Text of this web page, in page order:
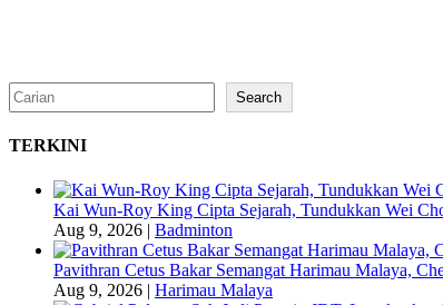
Search Search
TERKINI
Kai Wun-Roy King Cipta Sejarah, Tundukkan Wei
Aug 9, 2026 | Badminton
Pavithran Cetus Bakar Semangat Harimau Malaya,
Aug 9, 2026 | Harimau Malaya